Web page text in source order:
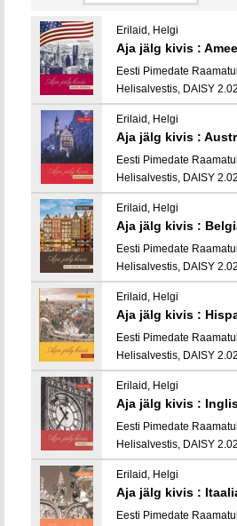
Erilaid, Helgi
Aja jälg kivis :
Eesti Pimedate
Helisalvestis, DAISY 2.02
Erilaid, Helgi
Aja jälg kivis :
Eesti Pimedate
Helisalvestis, DAISY 2.02
Erilaid, Helgi
Aja jälg kivis :
Eesti Pimedate
Helisalvestis, DAISY 2.02
Erilaid, Helgi
Aja jälg kivis :
Eesti Pimedate
Helisalvestis, DAISY 2.02
Erilaid, Helgi
Aja jälg kivis :
Eesti Pimedate
Helisalvestis, DAISY 2.02
Erilaid, Helgi
Aja jälg kivis :
Eesti Pimedate